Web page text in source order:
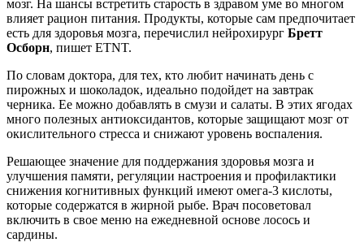
мозг. На шансы встретить старость в здравом уме во многом
влияет рацион питания. Продукты, которые сам предпочитает
есть для здоровья мозга, перечислил нейрохирург Бретт
Осборн, пишет ETNT.
По словам доктора, для тех, кто любит начинать день с
пирожных и шоколадок, идеально подойдет на завтрак
черника. Ее можно добавлять в смузи и салаты. В этих ягодах
много полезных антиоксидантов, которые защищают мозг от
окислительного стресса и снижают уровень воспаления.
Решающее значение для поддержания здоровья мозга и
улучшения памяти, регуляции настроения и профилактики
снижения когнитивных функций имеют омега-3 кислоты,
которые содержатся в жирной рыбе. Врач посоветовал
включить в свое меню на ежедневной основе лосось и
сардины.